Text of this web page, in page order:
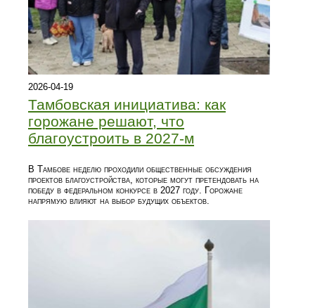
2026-04-19
Тамбовская инициатива: как
горожане решают, что
благоустроить в 2027-м
В Тамбове неделю проходили общественные обсуждения
проектов благоустройства, которые могут претендовать на
победу в федеральном конкурсе в 2027 году. Горожане
напрямую влияют на выбор будущих объектов.